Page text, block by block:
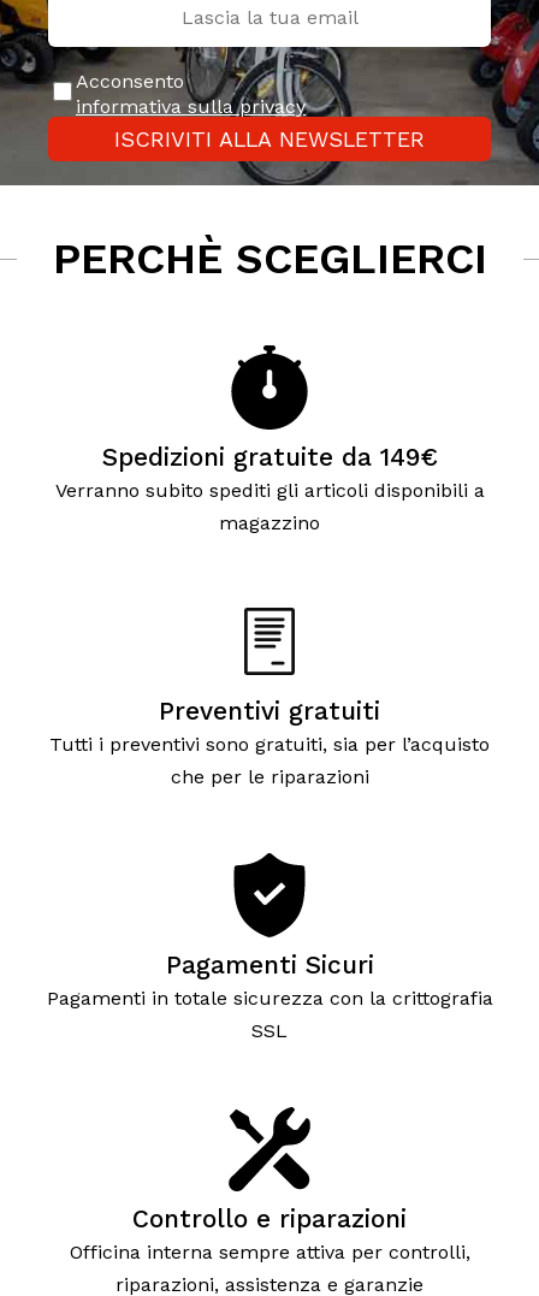
Acconsento
informativa sulla privacy
ISCRIVITI ALLA NEWSLETTER
PERCHÈ SCEGLIERCI
Spedizioni gratuite da 149€
Verranno subito spediti gli articoli disponibili a
magazzino
Preventivi gratuiti
Tutti i preventivi sono gratuiti, sia per l’acquisto
che per le riparazioni
Pagamenti Sicuri
Pagamenti in totale sicurezza con la crittografia
SSL
Controllo e riparazioni
Officina interna sempre attiva per controlli,
riparazioni, assistenza e garanzie